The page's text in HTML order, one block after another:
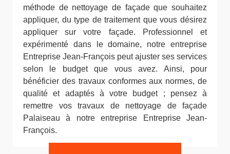
méthode de nettoyage de façade que souhaitez
appliquer, du type de traitement que vous désirez
appliquer sur votre façade. Professionnel et
expérimenté dans le domaine, notre entreprise
Entreprise Jean-François peut ajuster ses services
selon le budget que vous avez. Ainsi, pour
bénéficier des travaux conformes aux normes, de
qualité et adaptés à votre budget ; pensez à
remettre vos travaux de nettoyage de façade
Palaiseau à notre entreprise Entreprise Jean-
François.